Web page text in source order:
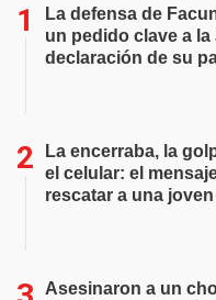
La defensa de
un pedido clave a
declaración de su
La encerraba, la
el celular: el
rescatar a una joven
Asesinaron a un